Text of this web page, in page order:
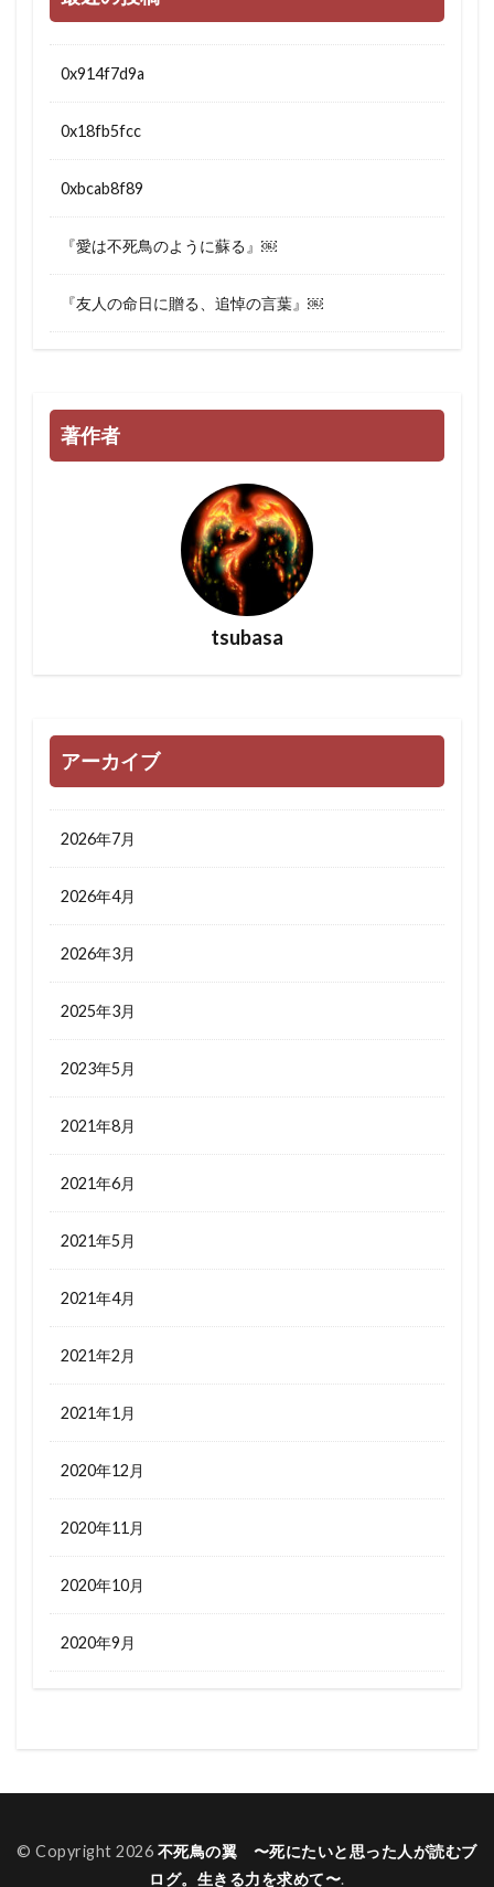
0x914f7d9a
0x18fb5fcc
0xbcab8f89
『愛は不死鳥のように蘇る』￼
『友人の命日に贈る、追悼の言葉』￼
著作者
tsubasa
アーカイブ
2026年7月
2026年4月
2026年3月
2025年3月
2023年5月
2021年8月
2021年6月
2021年5月
2021年4月
2021年2月
2021年1月
2020年12月
2020年11月
2020年10月
2020年9月
© Copyright 2026 不死鳥の翼 〜死にたいと思った人が読むブ
ログ。生きる力を求めて〜.